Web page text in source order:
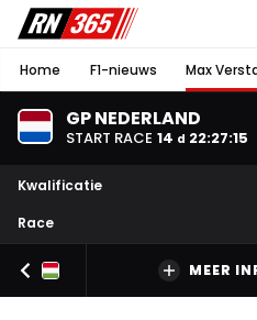
Home F1-nieuws Max
GP NEDERLAND
START RACE 14 d 22:27:14
Kwalificatie
Race
MEER